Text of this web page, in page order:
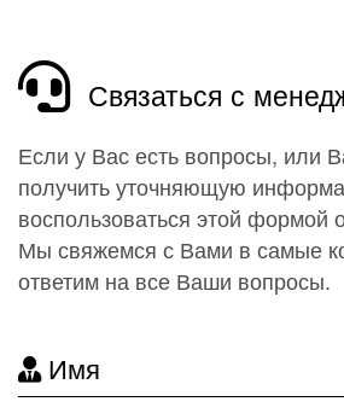
Связаться с
Если у Вас есть вопросы, или
получить уточняющую
воспользоваться этой формой
Мы свяжемся с Вами в самые
ответим на все Ваши вопросы.
Имя